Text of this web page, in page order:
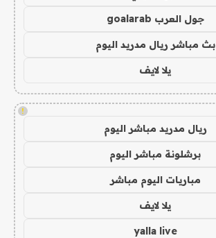
جول العرب goalarab
بث مباشر ريال مدريد اليوم
يلا لايف
!
ريال مدريد مباشر اليوم
برشلونة مباشر اليوم
مباريات اليوم مباشر
يلا لايف
yalla live